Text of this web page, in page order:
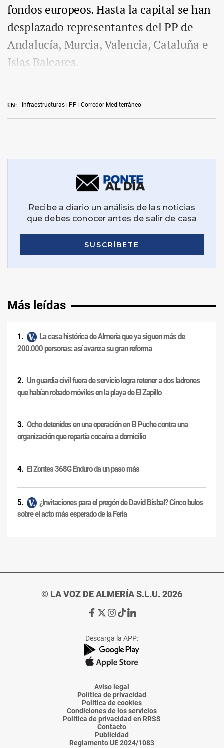
EN: Infraestructuras PP Corredor Mediterráneo
fondos europeos. Hasta la capital se han
desplazado representantes del PP de
Andalucía, Murcia, Valencia, Cataluña e
Islas Baleares.
Más leídas
La casa histórica de Almería que ya siguen más de
200.000 personas: así avanza su gran reforma
Un guardia civil fuera de servicio logra retener a dos ladrones
que habían robado móviles en la playa de El Zapillo
Ocho detenidos en una operación en El Puche contra una
organización que repartía cocaína a domicilio
El Zontes 368G Enduro da un paso más
¿Invitaciones para el pregón de David Bisbal? Cinco bulos
sobre el acto más esperado de la Feria
© LA VOZ DE ALMERÍA S.L.U. 2026
Ir
de
La
Voz
Almería
Ir
de
La
Voz
Almería
Ir
de
La
Voz
Almería
Ir
de
La
Voz
Almería
Ir
de
La
Voz
Descarga la APP:
Aviso legal
Política de privacidad
Política de cookies
Condiciones de los servicios
Política de privacidad en RRSS
Contacto
Publicidad
Reglamento UE 2024/1083